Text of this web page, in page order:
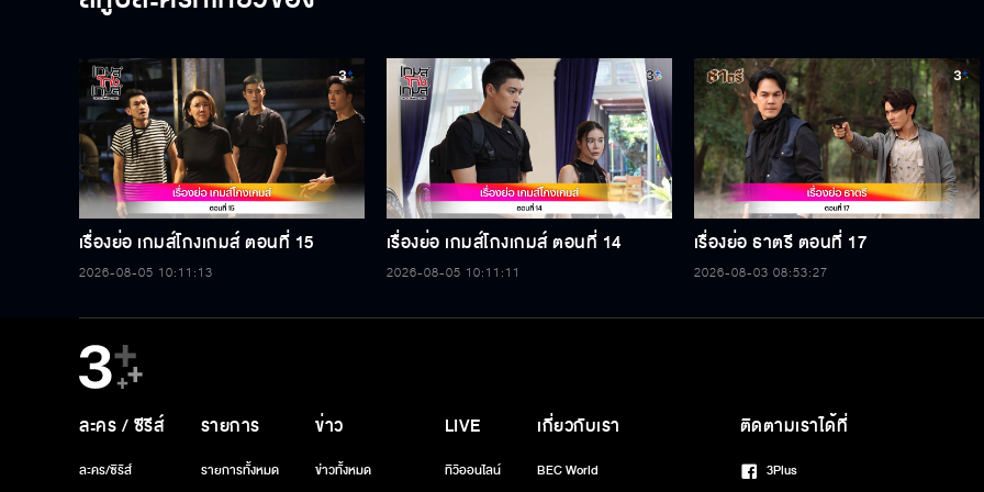
เรื่องย่อ เกมส์โกงเกมส์ ตอนที่ 15
2026-08-05 10:11:13
เรื่องย่อ เกมส์โกงเกมส์ ตอนที่ 14
2026-08-05 10:11:11
เรื่องย่อ ธาตรี ตอนที่ 17
2026-08-03 08:53:27
ละคร / ซีรีส์
ละคร/ซีรีส์
รายการ
รายการทั้งหมด
ข่าว
ข่าวทั้งหมด
LIVE
ทีวีออนไลน์
เกี่ยวกับเรา
BEC World
ติดตามเราได้ที่
3Plus